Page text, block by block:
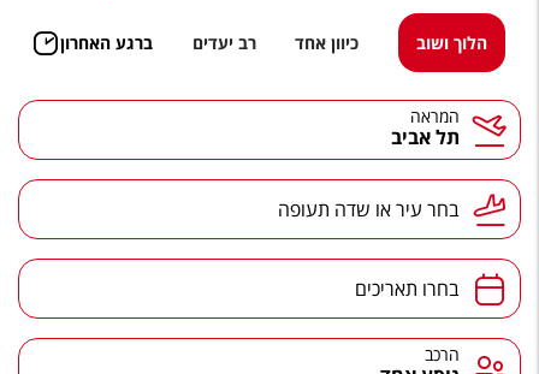
חופשה לפי סגנון
מלונות באילת
טיולים מאורגנים
חבילות נופש
הרגע האחרון
חבילות בריאות וספא
הלוך ושוב כיוון אחד רב יעדים ברגע האחרון
המראה
תל אביב
בחר עיר או שדה תעופה
בחרו תאריכים
הרכב